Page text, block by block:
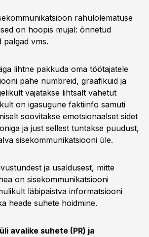
rahulolematuse
on hoopis mujal: õnnetud
palgad vms.
lihtne pakkuda oma töötajatele
pähe numbreid, graafikuid ja
vajatakse lihtsalt vahetut
on igasugune faktiinfo samuti
soovitakse emotsionaalset sidet
ja just sellest tuntakse puudust,
sisekommunikatsiooni üle.
ja usaldusest, mitte
on sisekommunikatsiooni
läbipaistva informatsiooni
heade suhete hoidmine.
avalike suhete (PR) ja